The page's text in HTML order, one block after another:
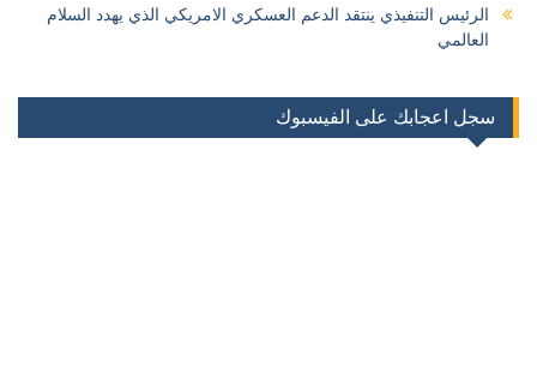
الرئيس التنفيذي ينتقد الدعم العسكري الامريكي الذي يهدد السلام
العالمي
سجل اعجابك على الفيسبوك